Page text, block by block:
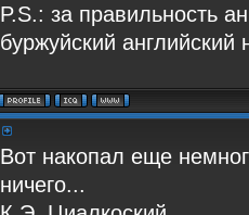
P.S.: за правильность
буржуйский
Вот накопал еще
ничего...